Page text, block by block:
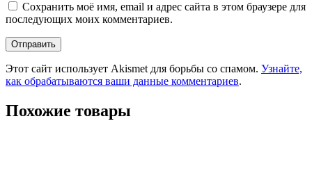
Сохранить моё имя, email и адрес сайта в этом браузере для
последующих моих комментариев.
Этот сайт использует Akismet для борьбы со спамом. Узнайте,
как обрабатываются ваши данные комментариев.
Похожие товары